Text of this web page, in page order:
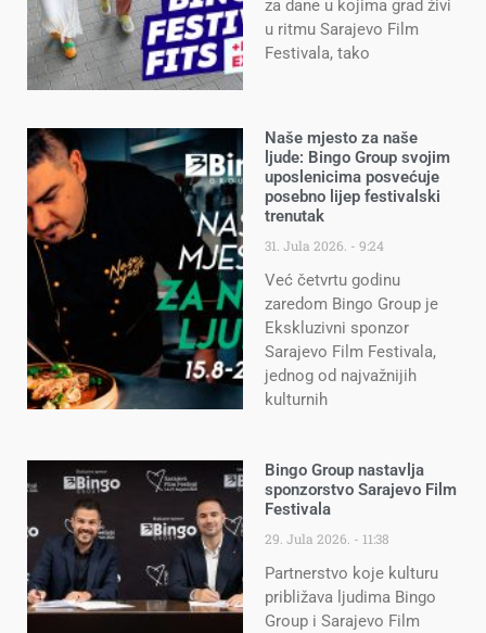
za dane u kojima grad živi
u ritmu Sarajevo Film
Festivala, tako
Naše mjesto za naše
ljude: Bingo Group svojim
uposlenicima posvećuje
posebno lijep festivalski
trenutak
31. Jula 2026. 9:24
Već četvrtu godinu
zaredom Bingo Group je
Ekskluzivni sponzor
Sarajevo Film Festivala,
jednog od najvažnijih
kulturnih
Bingo Group nastavlja
sponzorstvo Sarajevo Film
Festivala
29. Jula 2026. 11:38
Partnerstvo koje kulturu
približava ljudima Bingo
Group i Sarajevo Film